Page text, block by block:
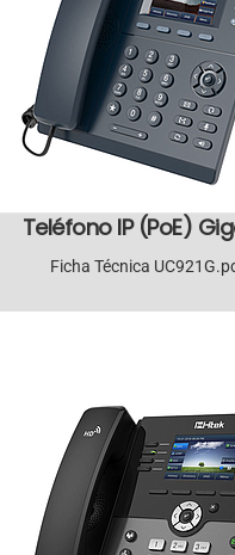
Teléfono IP (PoE)
Ficha Técnica